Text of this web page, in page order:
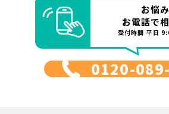
お悩
お電話で
受付時間 平日
0120-